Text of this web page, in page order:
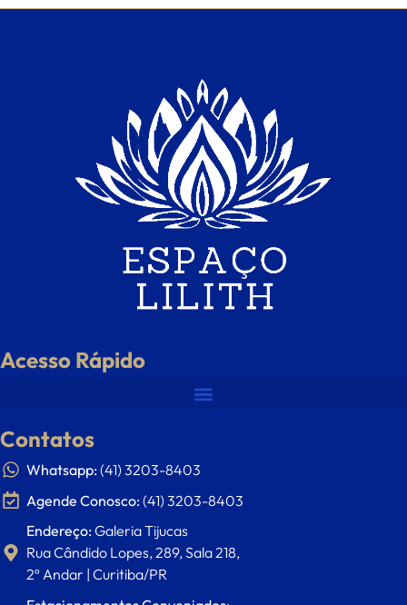
Acesso Rápido
Contatos
Whatsapp:(41) 3203-8403
Agende Conosco:(41) 3203-8403
Endereço:Galeria Tijucas
Rua Cândido Lopes, 289, Sala 218,
2º Andar | Curitiba/PR